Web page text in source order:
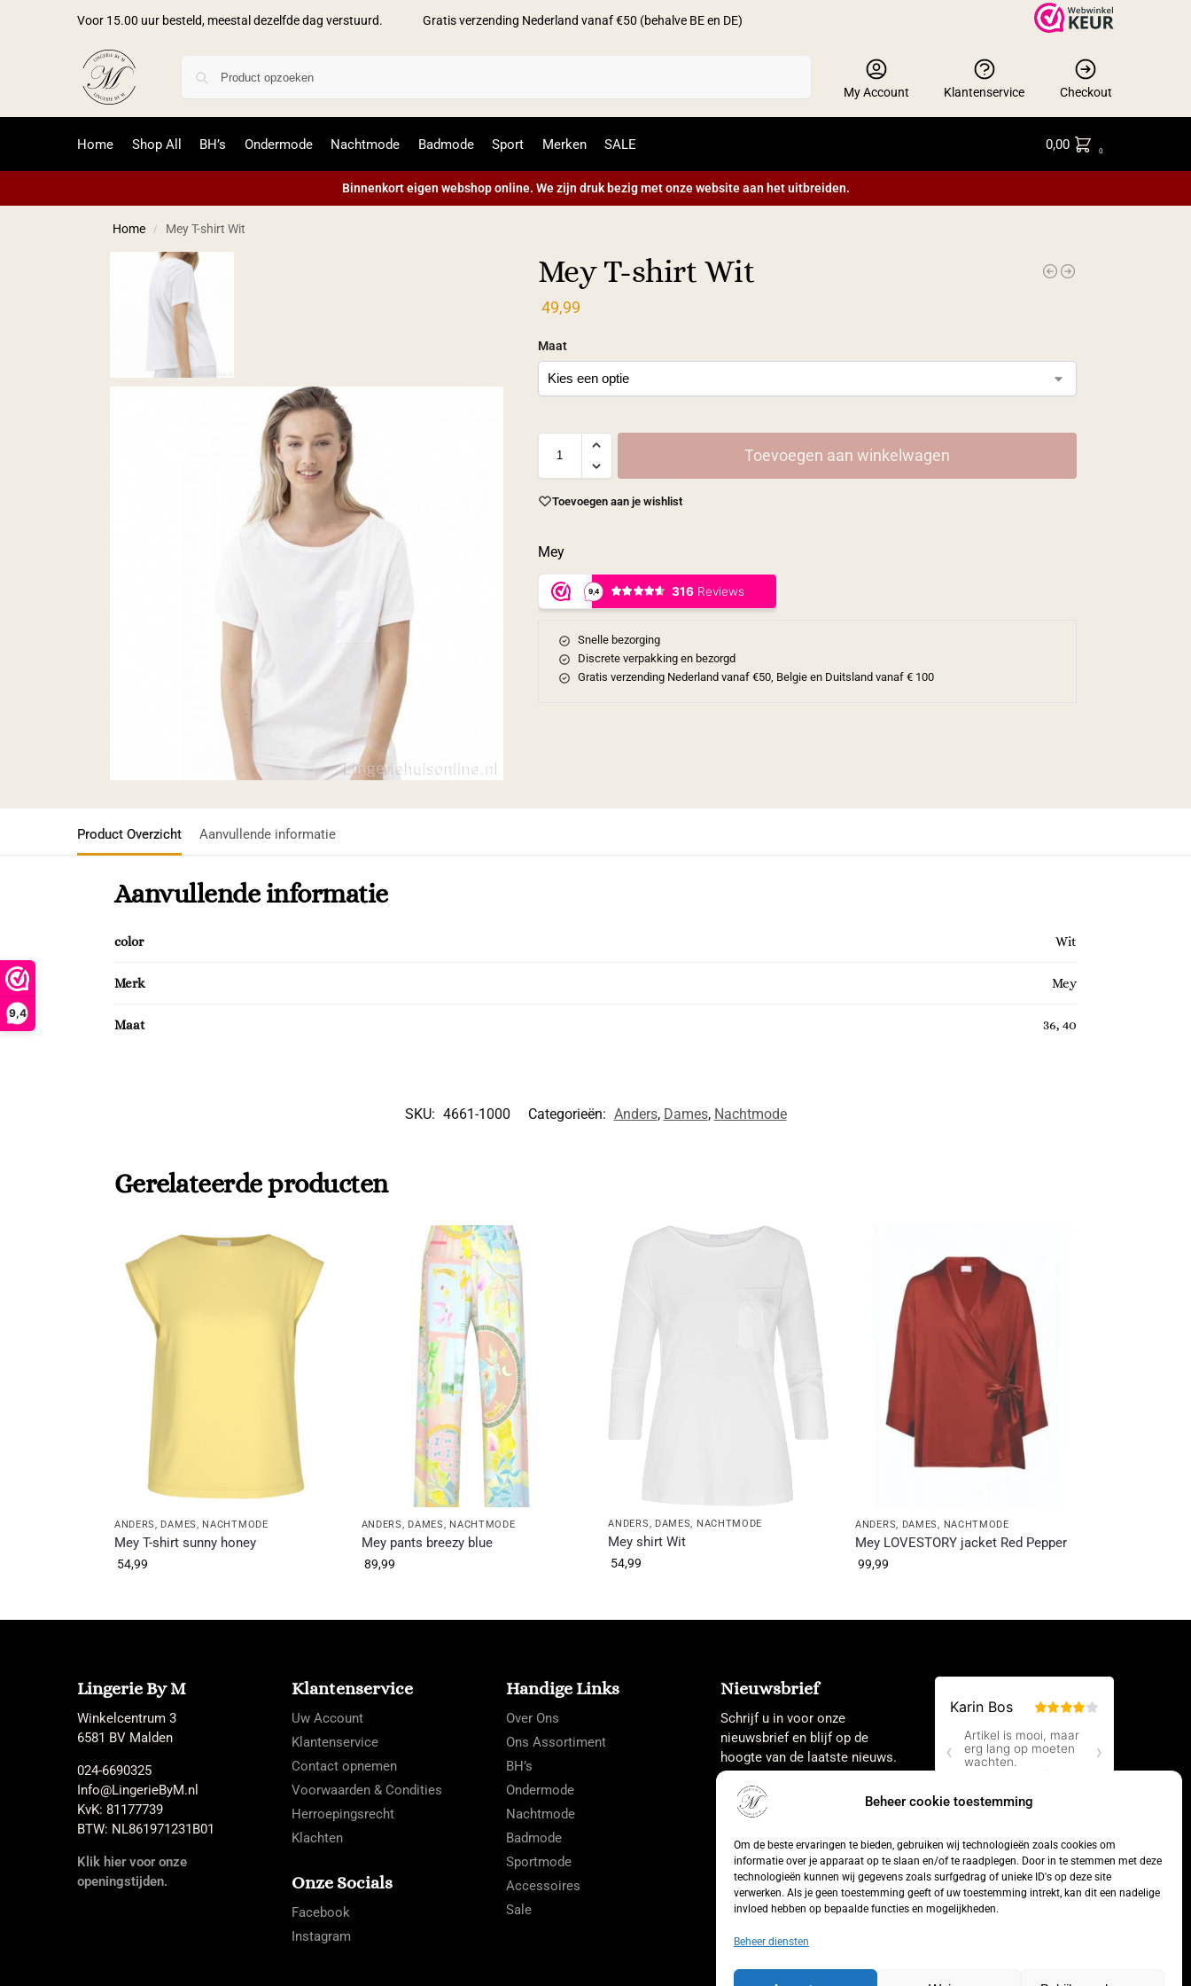
9,4
Beheer cookie toestemming
Om de beste ervaringen te bieden, gebruiken wij technologieën zoals cookies om
informatie over je apparaat op te slaan en/of te raadplegen. Door in te stemmen met deze
technologieën kunnen wij gegevens zoals surfgedrag of unieke ID's op deze site
verwerken. Als je geen toestemming geeft of uw toestemming intrekt, kan dit een nadelige
invloed hebben op bepaalde functies en mogelijkheden.
Beheer diensten
Voor 15.00 uur besteld, meestal dezelfde dag verstuurd. Gratis verzending Nederland vanaf €50 (behalve BE en DE)
My Account Klantenservice Checkout
Home Shop All BH’s Ondermode Nachtmode Badmode Sport Merken SALE 0,00 0
Binnenkort eigen webshop online. We zijn druk bezig met onze website aan het uitbreiden.
Home / Mey T-shirt Wit
Mey T-shirt Wit
49,99
Maat
Toevoegen aan winkelwagen
Toevoegen aan je wishlist
Mey
Snelle bezorging
Discrete verpakking en bezorgd
Gratis verzending Nederland vanaf €50, Belgie en Duitsland vanaf € 100
Product Overzicht Aanvullende informatie
Aanvullende informatie
color Wit
Merk Mey
Maat 36, 40
SKU: 4661-1000 Categorieën: Anders, Dames, Nachtmode
Gerelateerde producten
ANDERS, DAMES, NACHTMODE
Mey T-shirt sunny honey
54,99
ANDERS, DAMES, NACHTMODE
Mey pants breezy blue
89,99
ANDERS, DAMES, NACHTMODE
Mey shirt Wit
54,99
ANDERS, DAMES, NACHTMODE
Mey LOVESTORY jacket Red Pepper
99,99
Lingerie By M
Winkelcentrum 3
6581 BV Malden
024-6690325
Info@LingerieByM.nl
KvK: 81177739
BTW: NL861971231B01
Klik hier voor onze
openingstijden.
Klantenservice
Uw Account
Klantenservice
Contact opnemen
Voorwaarden & Condities
Herroepingsrecht
Klachten
Onze Socials
Facebook
Instagram
Handige Links
Over Ons
Ons Assortiment
BH’s
Ondermode
Nachtmode
Badmode
Sportmode
Accessoires
Sale
Nieuwsbrief
Schrijf u in voor onze
nieuwsbrief en blijf op de
hoogte van de laatste nieuws.